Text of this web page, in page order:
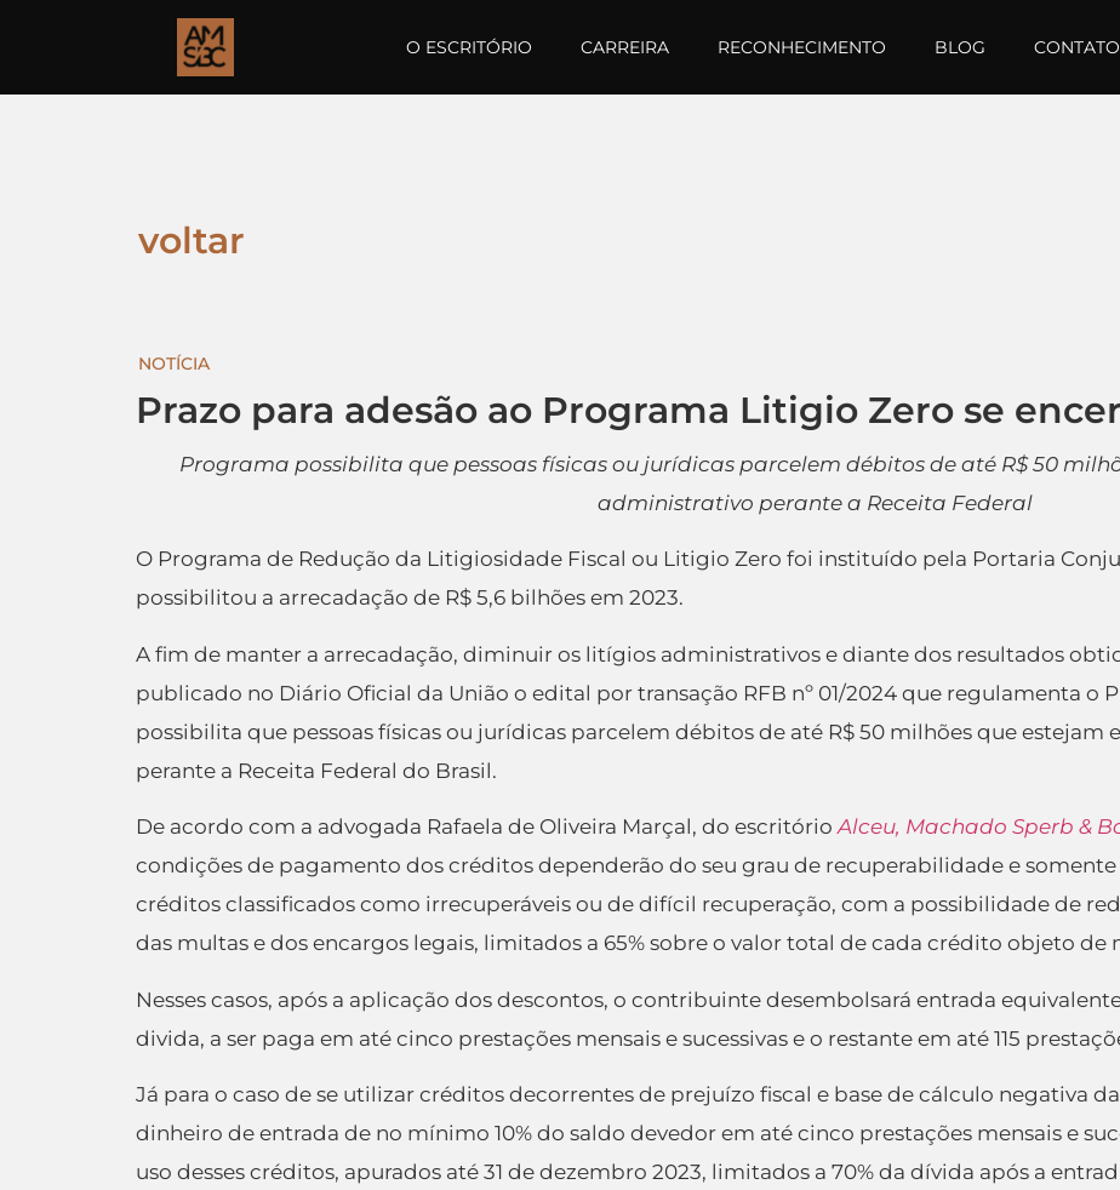
O ESCRITÓRIO CARREIRA RECONHECIMENTO BLOG CONTATO
voltar
NOTÍCIA
Prazo para adesão ao Programa Litigio Zero se
Programa possibilita que pessoas físicas ou jurídicas parcelem débitos de até R$ 50
administrativo perante a Receita Federal
O Programa de Redução da Litigiosidade Fiscal ou Litigio Zero foi instituído pela Portaria
possibilitou a arrecadação de R$ 5,6 bilhões em 2023.
A fim de manter a arrecadação, diminuir os litígios administrativos e diante dos resultados
publicado no Diário Oficial da União o edital por transação RFB nº 01/2024 que regulamenta o
possibilita que pessoas físicas ou jurídicas parcelem débitos de até R$ 50 milhões que
perante a Receita Federal do Brasil.
De acordo com a advogada Rafaela de Oliveira Marçal, do escritórioAlceu, Machado Sperb &
condições de pagamento dos créditos dependerão do seu grau de recuperabilidade e somente
créditos classificados como irrecuperáveis ou de difícil recuperação, com a possibilidade de
das multas e dos encargos legais, limitados a 65% sobre o valor total de cada crédito objeto de
Nesses casos, após a aplicação dos descontos, o contribuinte desembolsará entrada
divida, a ser paga em até cinco prestações mensais e sucessivas e o restante em até 115
Já para o caso de se utilizar créditos decorrentes de prejuízo fiscal e base de cálculo negativa
dinheiro de entrada de no mínimo 10% do saldo devedor em até cinco prestações mensais e
uso desses créditos, apurados até 31 de dezembro 2023, limitados a 70% da dívida após a